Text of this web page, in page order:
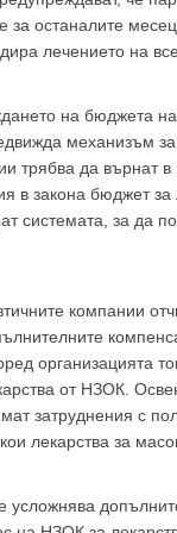
за останалите
лечението на
на бюджета
механизъм
трябва да върнат
в закона бюджет за
системата, за да
компании
организацията
от НЗОК.
затруднения с
лекарства за
усложнява